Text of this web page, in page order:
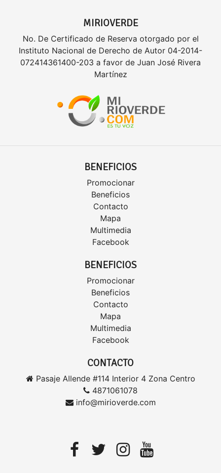
MIRIOVERDE
No. De Certificado de Reserva otorgado por el
Instituto Nacional de Derecho de Autor 04-2014-
072414361400-203 a favor de Juan José Rivera
Martínez
BENEFICIOS
Promocionar
Beneficios
Contacto
Mapa
Multimedia
Facebook
BENEFICIOS
Promocionar
Beneficios
Contacto
Mapa
Multimedia
Facebook
CONTACTO
Pasaje Allende #114 Interior 4 Zona Centro
4871061078
info@mirioverde.com